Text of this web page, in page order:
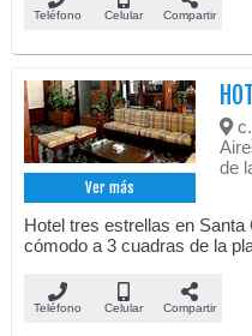
Teléfono Celular Compartir
Ver más
c.
de
Hotel tres estrellas en
cómodo a 3 cuadras de la
Teléfono Celular Compartir